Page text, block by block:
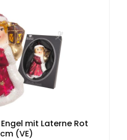
mit Laterne Rot
(VE)